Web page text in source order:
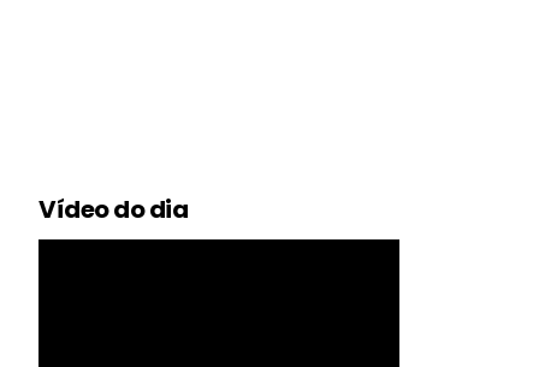
Vídeo do dia